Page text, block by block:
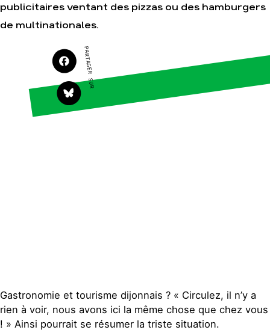
Soutenir les campagnes
Transmettre tout ou
patrimoine
Télécharger
gratuitement les guides
Multinationales
publicitaires ventant des pizzas ou des hamburgers
de multinationales.
PARTAGER SUR
Gastronomie et tourisme dijonnais ? « Circulez, il n’y a
rien à voir, nous avons ici la même chose que chez vous
! » Ainsi pourrait se résumer la triste situation.